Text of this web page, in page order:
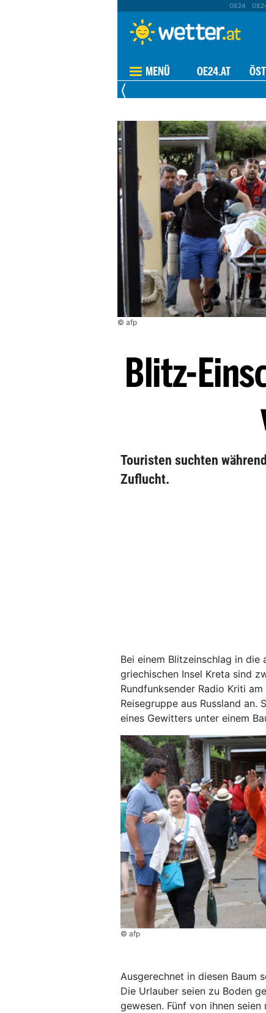
OE24
MENÜ OE24.AT
© afp
Blitz-
Touristen suchten
Zuflucht.
Bei einem Blitzeinschlag in
griechischen Insel Kreta sind
Rundfunksender Radio Kriti
Reisegruppe aus Russland an.
eines Gewitters unter einem
© afp
Ausgerechnet in diesen Baum
Die Urlauber seien zu Boden
gewesen. Fünf von ihnen